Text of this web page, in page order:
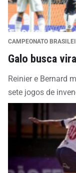
CAMPEONATO
Galo busca
Reinier e Bernard
sete jogos de